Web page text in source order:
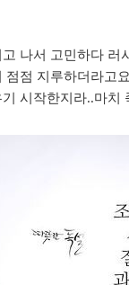
나서 고민하다 러
점점 지루하더라고요
시작한지라..마치